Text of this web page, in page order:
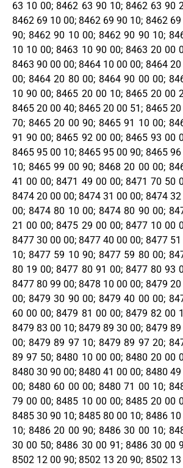
63 10 00; 8462 63 90 10; 8462 63 90
8462 69 10 00; 8462 69 90 10; 8462
90; 8462 90 10 00; 8462 90 90 10;
10 10 00; 8463 10 90 00; 8463 20 00
8463 90 00 00; 8464 10 00 00; 8464
00; 8464 20 80 00; 8464 90 00 00;
10 90 00; 8465 20 00 10; 8465 20 00
8465 20 00 40; 8465 20 00 51; 8465
70; 8465 20 00 90; 8465 91 10 00;
91 90 00; 8465 92 00 00; 8465 93 00
8465 95 00 10; 8465 95 00 90; 8465
10; 8465 99 00 90; 8468 20 00 00;
41 00 00; 8471 49 00 00; 8471 70 50
8474 20 00 00; 8474 31 00 00; 8474
00; 8474 80 10 00; 8474 80 90 00;
21 00 00; 8475 29 00 00; 8477 10 00
8477 30 00 00; 8477 40 00 00; 8477
10; 8477 59 10 90; 8477 59 80 00;
80 19 00; 8477 80 91 00; 8477 80 93
8477 80 99 00; 8478 10 00 00; 8479
00; 8479 30 90 00; 8479 40 00 00;
60 00 00; 8479 81 00 00; 8479 82 00
8479 83 00 10; 8479 89 30 00; 8479
00; 8479 89 97 10; 8479 89 97 20;
89 97 50; 8480 10 00 00; 8480 20 00
8480 30 90 00; 8480 41 00 00; 8480
00; 8480 60 00 00; 8480 71 00 10;
79 00 00; 8485 10 00 00; 8485 20 00
8485 30 90 10; 8485 80 00 10; 8486
10; 8486 20 00 90; 8486 30 00 10;
30 00 50; 8486 30 00 91; 8486 30 00
8502 12 00 90; 8502 13 20 90; 8502